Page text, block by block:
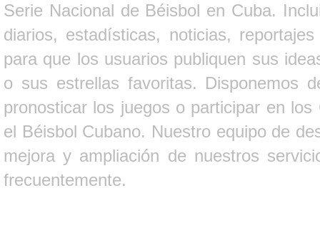
Serie Nacional de Béisbol en Cuba.
diarios, estadísticas, noticias,
para que los usuarios publiquen sus
o sus estrellas favoritas. Disponemos
pronosticar los juegos o participar en
el Béisbol Cubano. Nuestro equipo de
mejora y ampliación de nuestros
frecuentemente.